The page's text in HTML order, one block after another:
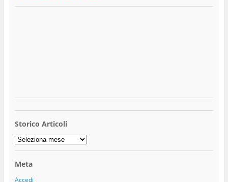
Storico Articoli
Storico
Articoli
Meta
Accedi